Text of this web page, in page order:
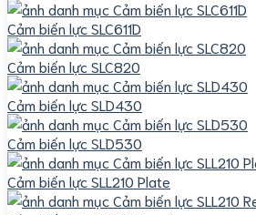
Cảm biến lực SLC611D
Cảm biến lực SLC820
Cảm biến lực SLD430
Cảm biến lực SLD530
Cảm biến lực SLL210 Plate